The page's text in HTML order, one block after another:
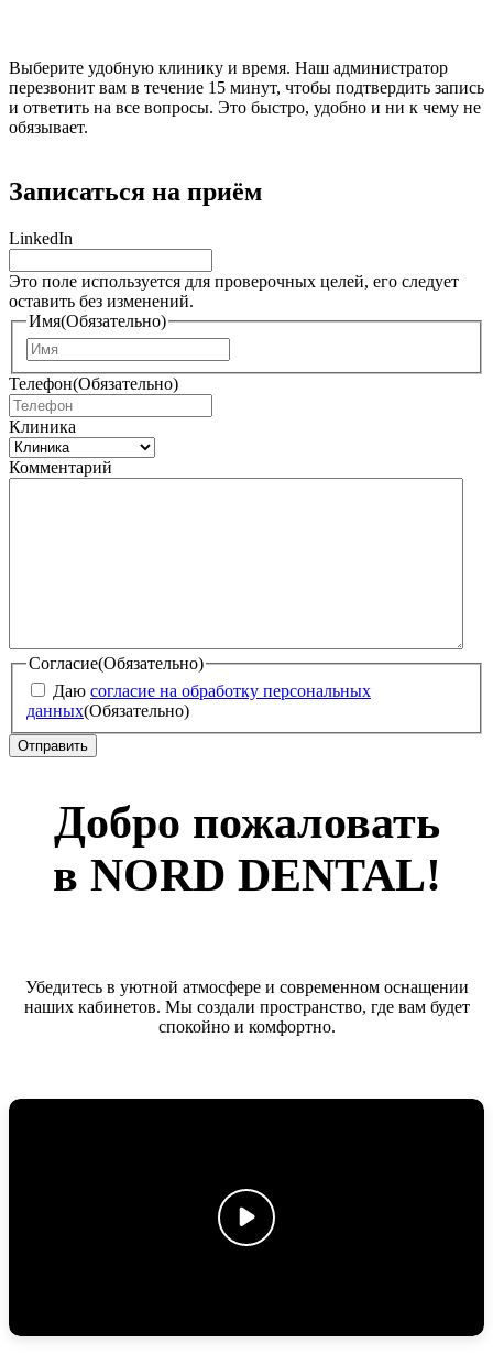
Выберите удобную клинику и время. Наш администратор
перезвонит вам в течение 15 минут, чтобы подтвердить запись
и ответить на все вопросы. Это быстро, удобно и ни к чему не
обязывает.
Записаться на приём
LinkedIn
Это поле используется для проверочных целей, его следует
оставить без изменений.
Имя(Обязательно)
м
Телефон(Обязательно)
Клиника
Комментарий
Согласие(Обязательно)
Даю согласие на обработку персональных
данных(Обязательно)
Добро пожаловать
в NORD DENTAL!
Убедитесь в уютной атмосфере и современном оснащении
наших кабинетов. Мы создали пространство, где вам будет
спокойно и комфортно.